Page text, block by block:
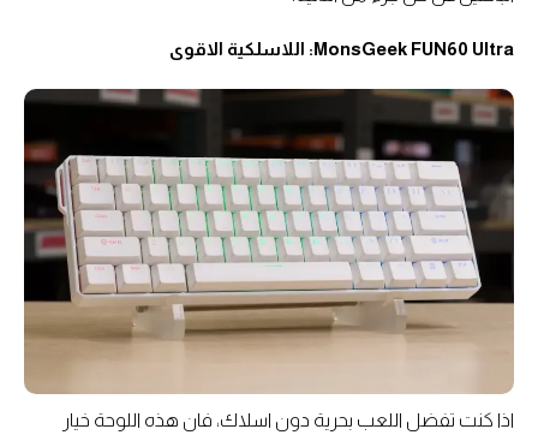
MonsGeek FUN60 Ultra: اللاسلكية الاقوى
اذا كنت تفضل اللعب بحرية دون اسلاك، فان هذه اللوحة خيار